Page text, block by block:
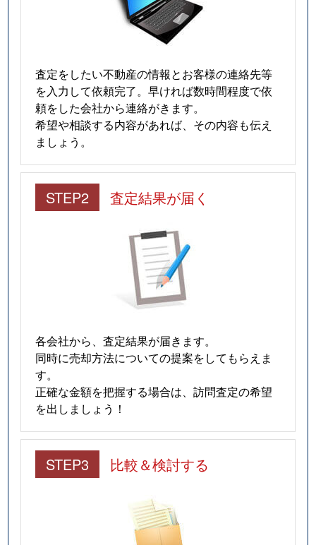
査定をしたい不動産の情報とお客様の連絡先等
を入力して依頼完了。早ければ数時間程度で依
頼をした会社から連絡がきます。
希望や相談する内容があれば、その内容も伝え
ましょう。
STEP2 査定結果が届く
各会社から、査定結果が届きます。
同時に売却方法についての提案をしてもらえま
す。
正確な金額を把握する場合は、訪問査定の希望
を出しましょう！
STEP3 比較＆検討する